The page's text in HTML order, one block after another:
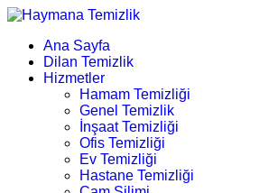
Ana Sayfa
Dilan Temizlik
Hizmetler
Hamam Temizliği
Genel Temizlik
İnşaat Temizliği
Ofis Temizliği
Ev Temizliği
Hastane Temizliği